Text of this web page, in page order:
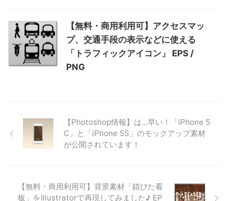
【無料・商用利用可】アクセスマッ
プ、交通手段の表示などに使える
「トラフィックアイコン」 EPS /
PNG
【Photoshop情報】は…早い！「iPhone 5
C」と「iPhone 5S」のモックアップ素材
が公開されています！
【無料・商用利用可】背景素材「錆びた看
板」をIllustratorで再現してみました♪ EP